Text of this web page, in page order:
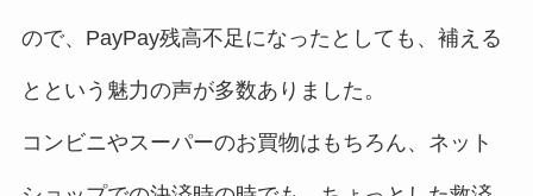
ので、PayPay残高不足になったとしても、補える
とという魅力の声が多数ありました。
コンビニやスーパーのお買物はもちろん、ネット